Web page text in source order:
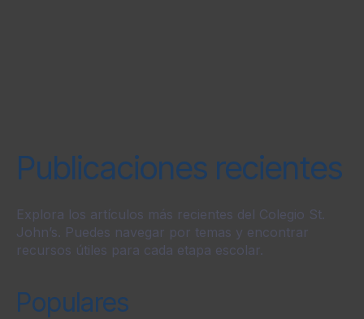
Publicaciones recientes
Explora los artículos más recientes del Colegio St.
John’s. Puedes navegar por temas y encontrar
recursos útiles para cada etapa escolar.
Populares